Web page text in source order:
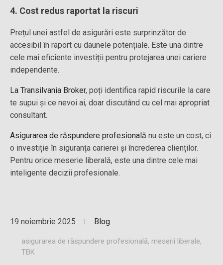
4. Cost redus raportat la riscuri
Prețul unei astfel de asigurări este surprinzător de
accesibil în raport cu daunele potențiale. Este una dintre
cele mai eficiente investiții pentru protejarea unei cariere
independente.
La Transilvania Broker, poți identifica rapid riscurile la care
te supui și ce nevoi ai, doar discutând cu cel mai apropriat
consultant.
Asigurarea de răspundere profesională nu este un cost, ci
o investiție în siguranța carierei și încrederea clienților.
Pentru orice meserie liberală, este una dintre cele mai
inteligente decizii profesionale.
19 noiembrie 2025 Blog
asigurarea de răspundere profesională, meserii liberale,
TBK